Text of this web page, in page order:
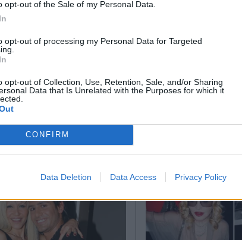
opt-out of the Sale of my Personal Data.
opt-out of processing my Personal Data for Targeted
opt-out of Collection, Use, Retention, Sale, and/or Sharing
Data that Is Unrelated with the Purposes for which it
CONFIRM
Data Deletion Data Access Privacy Policy
twitter
Αποδέχομαι τουςόρους χρήσης